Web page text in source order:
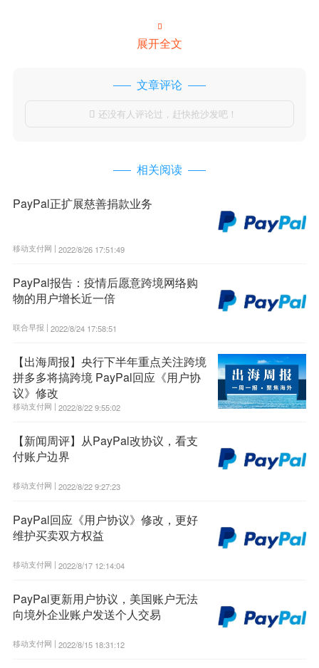

展开全文
文章评论
 还没有人评论过，赶快抢沙发吧！
相关阅读
PayPal正扩展慈善捐款业务
移动支付网 | 2022/8/26 17:51:49
PayPal报告：疫情后愿意跨境网络购
物的用户增长近一倍
联合早报 | 2022/8/24 17:58:51
【出海周报】央行下半年重点关注跨境
拼多多将搞跨境 PayPal回应《用户协
议》修改
移动支付网 | 2022/8/22 9:55:02
【新闻周评】从PayPal改协议，看支
付账户边界
移动支付网 | 2022/8/22 9:27:23
PayPal回应《用户协议》修改，更好
维护买卖双方权益
移动支付网 | 2022/8/17 12:14:04
PayPal更新用户协议，美国账户无法
向境外企业账户发送个人交易
移动支付网 | 2022/8/15 18:31:12